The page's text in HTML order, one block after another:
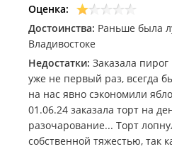
Оценка:
Достоинства: Раньше была
Владивостоке
Недостатки: Заказала
уже не первый раз, всегда
на нас явно сэкономили
01.06.24 заказала торт на
разочарование... Торт
собственной тяжестью, так